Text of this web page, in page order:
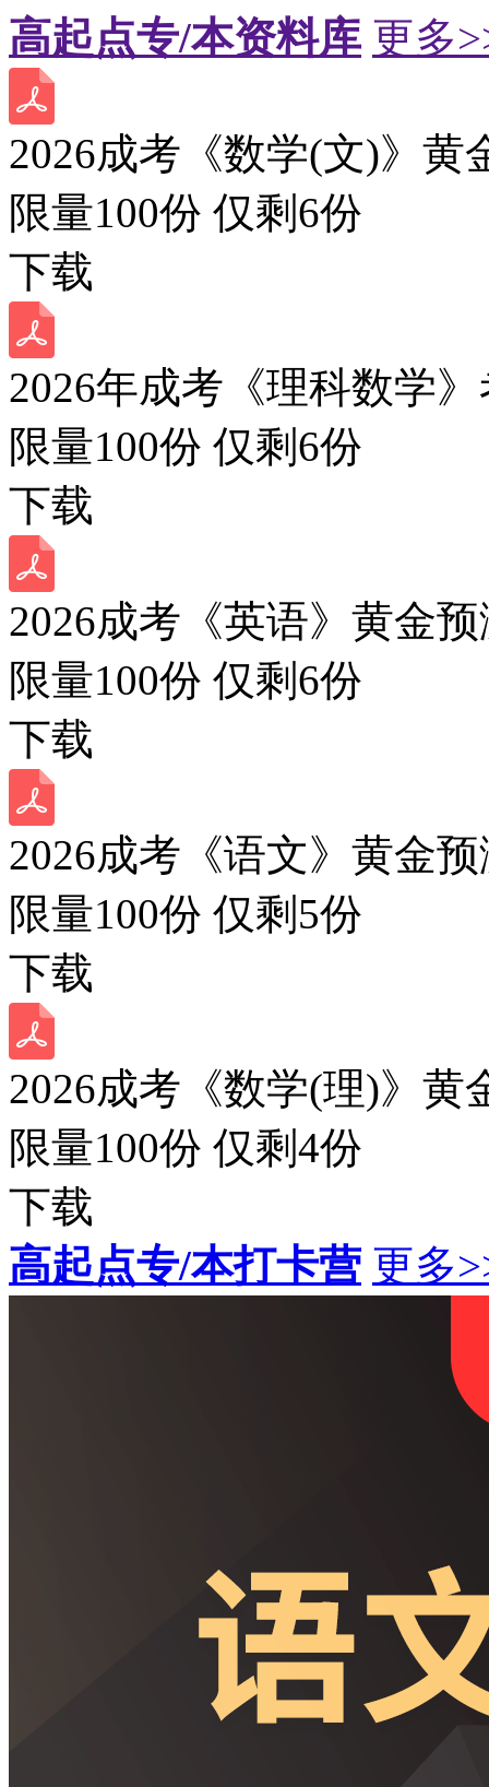
高起点专/本资料库 更多
2026成考《数学(文)》黄
限量100份 仅剩 6份
下载
2026年成考《理科数学
限量100份 仅剩 6份
下载
2026成考《英语》黄金
限量100份 仅剩 6份
下载
2026成考《语文》黄金
限量100份 仅剩 5份
下载
2026成考《数学(理)》黄
限量100份 仅剩4份
下载
高起点专/本打卡营 更多